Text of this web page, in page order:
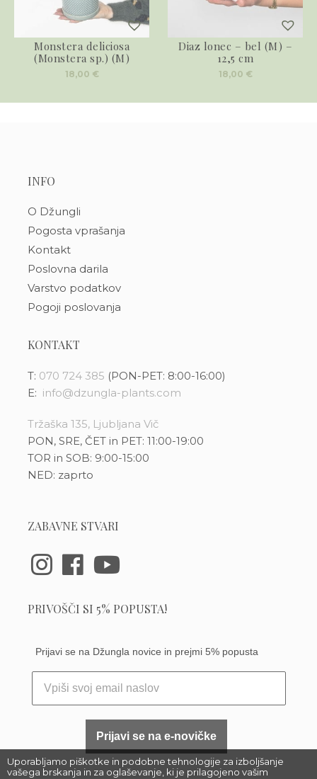
Uporabljamo piškotke in podobne tehnologije za izboljšanje
vašega brskanja in za oglaševanje, ki je prilagojeno vašim
Monstera deliciosa
(Monstera sp.) (M)
18,00 €
Diaz lonec – bel (M) –
12,5 cm
18,00 €
INFO
O Džungli
Pogosta vprašanja
Kontakt
Poslovna darila
Varstvo podatkov
Pogoji poslovanja
KONTAKT
T: 070 724 385 (PON-PET: 8:00-16:00)
E: info@dzungla-plants.com
Tržaška 135, Ljubljana Vič
PON, SRE, ČET in PET: 11:00-19:00
TOR in SOB: 9:00-15:00
NED: zaprto
ZABAVNE STVARI
PRIVOŠČI SI 5% POPUSTA!
Prijavi se na Džungla novice in prejmi 5% popusta
Prijavi se na e-novičke